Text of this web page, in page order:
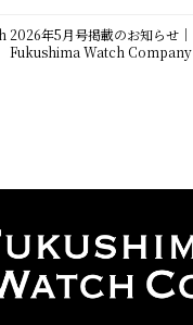
2026年5月号掲載のお知らせ｜
Fukushima Watch Company